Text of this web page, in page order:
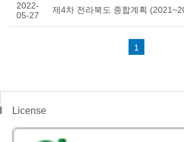
2022-
05-27
제4차 전라북도 종합계획
1
License